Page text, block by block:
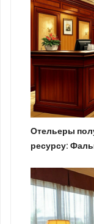
Отельеры
ресурсу: